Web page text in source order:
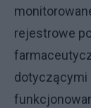
rejestrowe
dotyczącymi